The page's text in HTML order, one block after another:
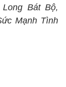
Long Bát Bộ,
Mạnh Tình